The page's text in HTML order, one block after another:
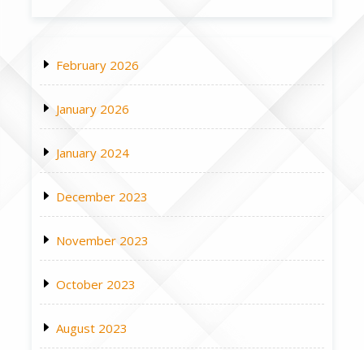
February 2026
January 2026
January 2024
December 2023
November 2023
October 2023
August 2023